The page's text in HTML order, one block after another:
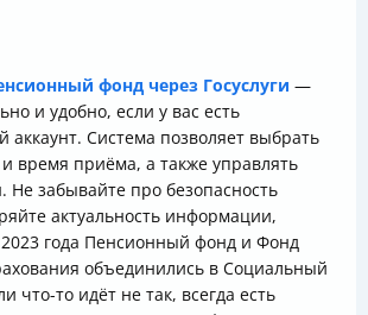
фонд через Госуслуги —
и удобно, если у вас есть
аккаунт. Система позволяет выбрать
время приёма, а также управлять
Не забывайте про безопасность
актуальность информации,
года Пенсионный фонд и Фонд
объединились в Социальный
что-то идёт не так, всегда есть